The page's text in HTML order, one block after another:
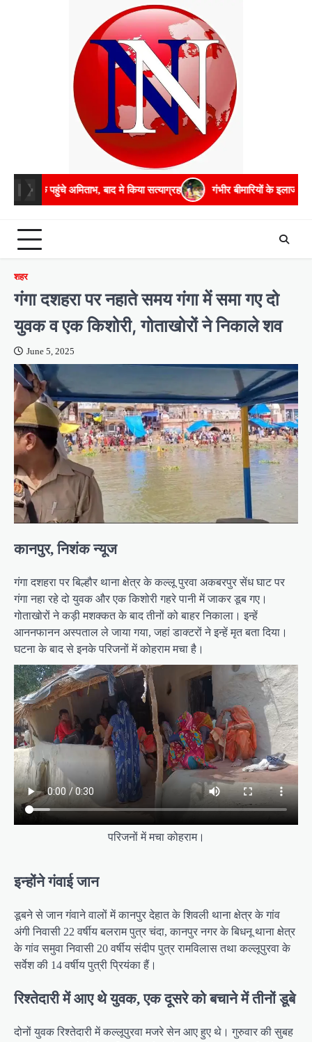
बाद मे किया सत्याग्रह गंभीर बीमारियों के इलाज में भरपूर मदद करेगी
शहर
गंगा दशहरा पर नहाते समय गंगा में समा गए दो
युवक व एक किशोरी, गोताखोरों ने निकाले शव
June 5, 2025
कानपुर, निशंक न्यूज
गंगा दशहरा पर बिल्हौर थाना क्षेत्र के कल्लू पुरवा अकबरपुर सेंध घाट पर
गंगा नहा रहे दो युवक और एक किशोरी गहरे पानी में जाकर डूब गए।
गोताखोरों ने कड़ी मशक्कत के बाद तीनों को बाहर निकाला। इन्हें
आननफानन अस्पताल ले जाया गया, जहां डाक्टरों ने इन्हें मृत बता दिया।
घटना के बाद से इनके परिजनों में कोहराम मचा है।
परिजनों में मचा कोहराम।
इन्होंने गंवाई जान
डूबने से जान गंवाने वालों में कानपुर देहात के शिवली थाना क्षेत्र के गांव
अंगी निवासी 22 वर्षीय बलराम पुत्र चंदा, कानपुर नगर के बिधनू थाना क्षेत्र
के गांव समुवा निवासी 20 वर्षीय संदीप पुत्र रामविलास तथा कल्लूपुरवा के
सर्वेश की 14 वर्षीय पुत्री प्रियंका हैं।
रिश्तेदारी में आए थे युवक, एक दूसरे को बचाने में तीनों डूबे
दोनों युवक रिश्तेदारी में कल्लूपुरवा मजरे सेन आए हुए थे। गुरुवार की सुबह